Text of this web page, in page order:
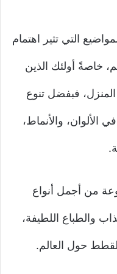
التي تثير اهتمام
خاصةً أولئك الذين
فبفضل تنوع
الألوان، والأنماط،
من أجمل أنواع
والطباع اللطيفة،
حول العالم.